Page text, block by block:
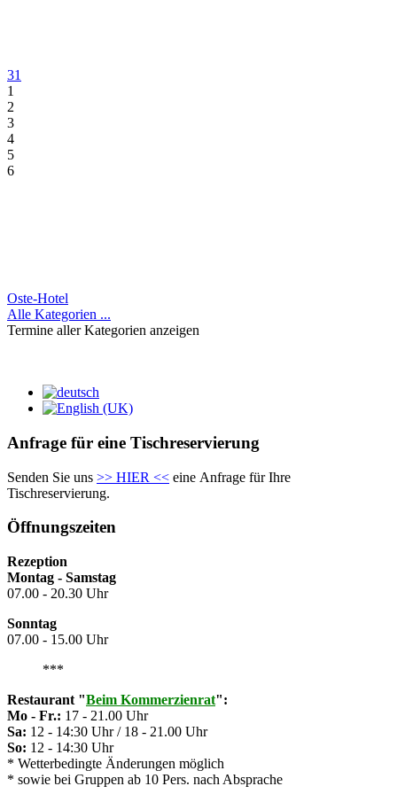
31
1
2
3
4
5
6
Oste-Hotel
Alle Kategorien ...
Termine aller Kategorien anzeigen
Anfrage für eine Tischreservierung
Senden Sie uns >> HIER << eine Anfrage für Ihre
Tischreservierung.
Öffnungszeiten
Rezeption
Montag - Samstag
07.00 - 20.30 Uhr
Sonntag
07.00 - 15.00 Uhr
***
Restaurant "Beim Kommerzienrat":
Mo - Fr.: 17 - 21.00 Uhr
Sa: 12 - 14:30 Uhr / 18 - 21.00 Uhr
So: 12 - 14:30 Uhr
* Wetterbedingte Änderungen möglich
* sowie bei Gruppen ab 10 Pers. nach Absprache